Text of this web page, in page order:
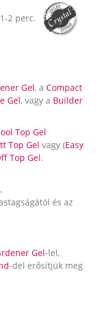
2 perc.
Gel, a Compact
Gel, vagy a Builder
Top Gel
Top Gel vagy (Easy
Top Gel.
és az
Gel-lel,
-del erősítjük meg